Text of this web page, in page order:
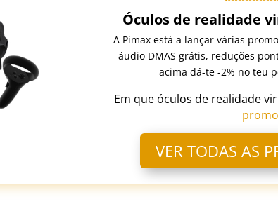
Óculos de realidade
A Pimax está a lançar várias
áudio DMAS grátis, reduções
acima dá-te -2% no teu
Em que óculos de realidade
VER TODAS AS